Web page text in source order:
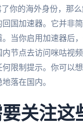
你的海外身份，那
国加速器。它并非
当你启用加速器后
节点去访问咪咕视
限制提示。你可以
落在国内。
关注这